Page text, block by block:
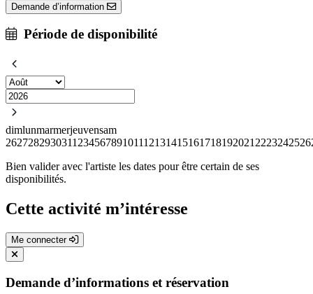
Demande d’information
Période de disponibilité
dimlunmarmerjeuvensam
2627282930311 23456789101112131415161718192021 2223242526
Bien valider avec l'artiste les dates pour être certain de ses
disponibilités.
Cette activité m’intéresse
Me connecter
Demande d’informations et réservation